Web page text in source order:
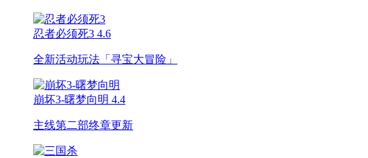
忍者必须死3 4.6
全新活动玩法「寻宝大冒险」
崩坏3-曙梦向明 4.4
主线第二部终章更新